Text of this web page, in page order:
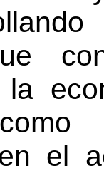
la
el